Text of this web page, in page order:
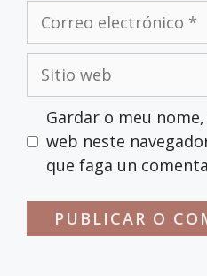
Gardar o meu
web neste
que faga un